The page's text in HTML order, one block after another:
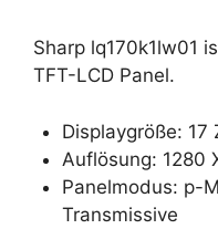
Sharp lq170k1lw01
TFT-LCD Panel.
Displaygröße: 17
Auflösung: 1280
Panelmodus: p-
Transmissive